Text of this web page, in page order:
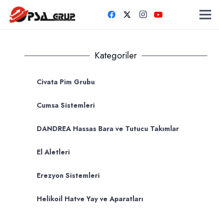
Kategoriler
Civata Pim Grubu
Cumsa Sistemleri
DANDREA Hassas Bara ve Tutucu Takımlar
El Aletleri
Erezyon Sistemleri
Helikoil Hatve Yay ve Aparatları